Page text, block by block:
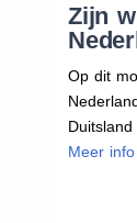
Zijn
Op dit
Meer